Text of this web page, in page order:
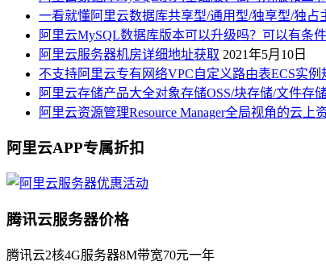
一看就懂阿里云数据库共享型/通用型/独享型/独占
阿里云MySQL数据库版本可以升级吗？可以有条件
阿里云服务器机房详细地址获取 2021年5月10日
不支持阿里云专有网络VPC自定义路由表ECS实例
阿里云存储产品大全对象存储OSS/块存储/文件存
阿里云资源管理Resource Manager全局视角的云上
阿里云APP专属折扣
腾讯云服务器价格
腾讯云2核4G服务器8M带宽70元一年